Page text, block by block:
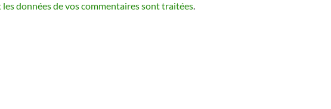
données de vos commentaires sont traitées.